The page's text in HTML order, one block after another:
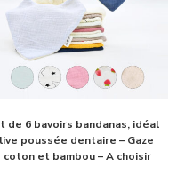
de 6 bavoirs bandanas, idéal
poussée dentaire – Gaze
coton et bambou – A choisir